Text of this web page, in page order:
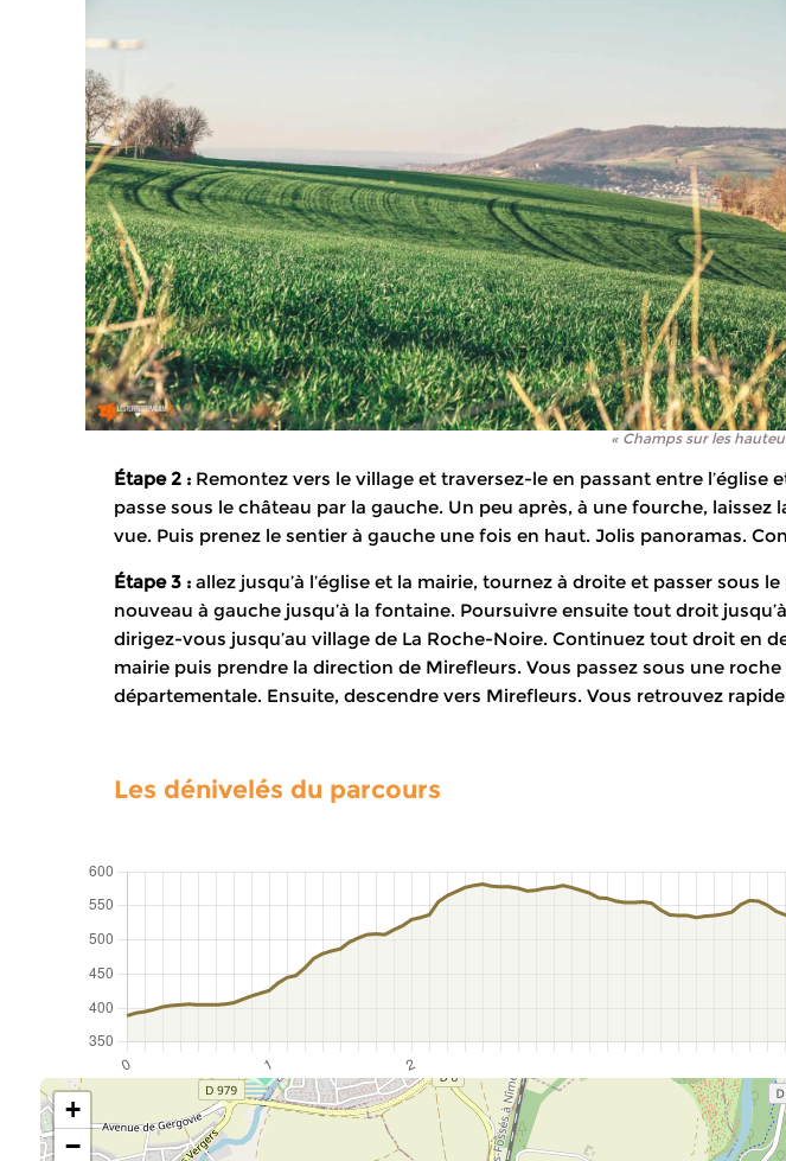
« Champs sur les
Étape 2 : Remontez vers le village et traversez-le en passant entre
passe sous le château par la gauche. Un peu après, à une fourche,
vue. Puis prenez le sentier à gauche une fois en haut. Jolis panoramas.
Étape 3 : allez jusqu’à l’église et la mairie, tournez à droite et passer
nouveau à gauche jusqu’à la fontaine. Poursuivre ensuite tout droit
dirigez-vous jusqu’au village de La Roche-Noire. Continuez tout droit en
mairie puis prendre la direction de Mirefleurs. Vous passez sous une
départementale. Ensuite, descendre vers Mirefleurs. Vous retrouvez
Les dénivelés du parcours
+
−